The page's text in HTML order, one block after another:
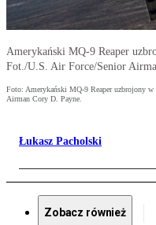
Amerykański MQ-9 Reaper
Fot./U.S. Air Force/Senior
Foto: Amerykański MQ-9 Reaper uzbrojony
Airman Cory D. Payne.
Łukasz Pacholski
Zobacz również